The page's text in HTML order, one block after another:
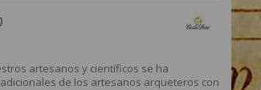
artesanos y científicos se ha
de los artesanos arqueteros con